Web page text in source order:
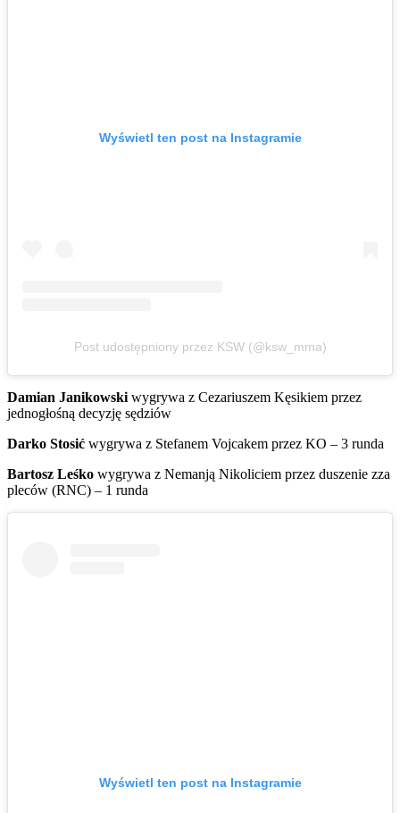
Wyświetl ten post na Instagramie
Post udostępniony przez KSW (@ksw_mma)
Damian Janikowski wygrywa z Cezariuszem Kęsikiem przez
jednogłośną decyzję sędziów
Darko Stosić wygrywa z Stefanem Vojcakem przez KO – 3 runda
Bartosz Leśko wygrywa z Nemanją Nikoliciem przez duszenie zza
pleców (RNC) – 1 runda
Wyświetl ten post na Instagramie